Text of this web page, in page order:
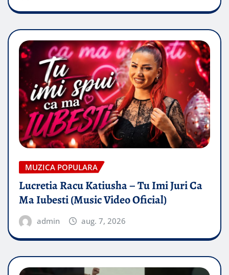
MUZICA POPULARA
Lucretia Racu Katiusha – Tu Imi Juri Ca
Ma Iubesti (Music Video Oficial)
admin aug. 7, 2026